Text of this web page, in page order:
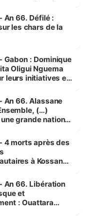
An 66. Défilé :
les chars de la
Gabon : Dominique
Oligui Nguema
leurs initiatives en
An 66. Alassane
(…)
grande nation
»
4 morts après des
à Kossandji
An 66. Libération
et
: Ouattara